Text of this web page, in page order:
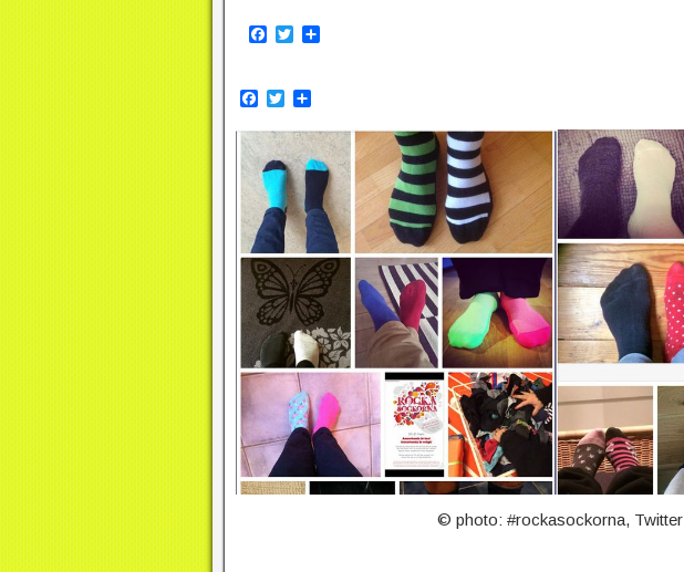
F
e
b
o
k
T
t
t
r
F
c
b
o
o
k
T
i
t
t
e
r
© photo: #rockasockorna, Twitter